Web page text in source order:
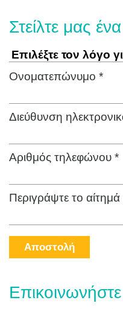
Στείλτε μας
Ονοματεπώνυμο *
Διεύθυνση
Αριθμός τηλεφώνου *
Περιγράψτε το
Αποστολή